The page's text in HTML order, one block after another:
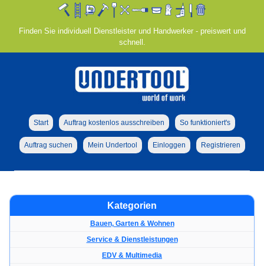
Finden Sie individuell Dienstleister und Handwerker - preiswert und
schnell.
Start Auftrag kostenlos ausschreiben So funktioniert's
Auftrag suchen Mein Undertool Einloggen Registrieren
Kategorien
Bauen, Garten & Wohnen
Service & Dienstleistungen
EDV & Multimedia